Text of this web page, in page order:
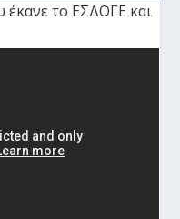
το ΕΣΔΟΓΕ και